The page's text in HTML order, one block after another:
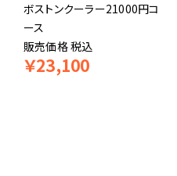
ボストンクーラー21000円コ
ース
販売価格税込
￥23,100